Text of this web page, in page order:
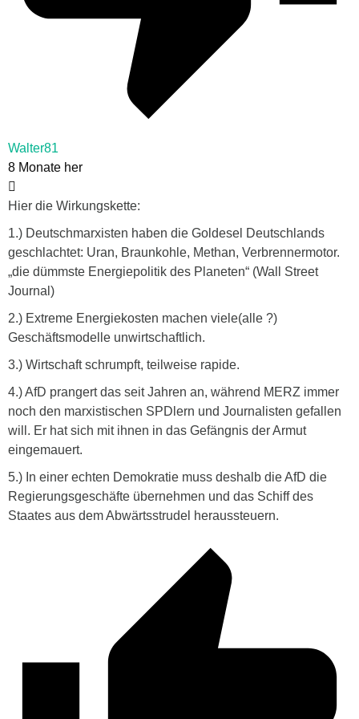
Walter81
8 Monate her
Hier die Wirkungskette:
1.) Deutschmarxisten haben die Goldesel Deutschlands
geschlachtet: Uran, Braunkohle, Methan, Verbrennermotor.
„die dümmste Energiepolitik des Planeten“ (Wall Street
Journal)
2.) Extreme Energiekosten machen viele(alle ?)
Geschäftsmodelle unwirtschaftlich.
3.) Wirtschaft schrumpft, teilweise rapide.
4.) AfD prangert das seit Jahren an, während MERZ immer
noch den marxistischen SPDlern und Journalisten gefallen
will. Er hat sich mit ihnen in das Gefängnis der Armut
eingemauert.
5.) In einer echten Demokratie muss deshalb die AfD die
Regierungsgeschäfte übernehmen und das Schiff des
Staates aus dem Abwärtsstrudel heraussteuern.